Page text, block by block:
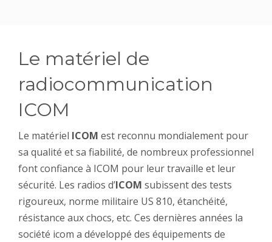
Le matériel de
radiocommunication
ICOM
Le matériel ICOM est reconnu mondialement pour
sa qualité et sa fiabilité, de nombreux professionnel
font confiance à ICOM pour leur travaille et leur
sécurité. Les radios d’ICOM subissent des tests
rigoureux, norme militaire US 810, étanchéité,
résistance aux chocs, etc. Ces dernières années la
société icom a développé des équipements de